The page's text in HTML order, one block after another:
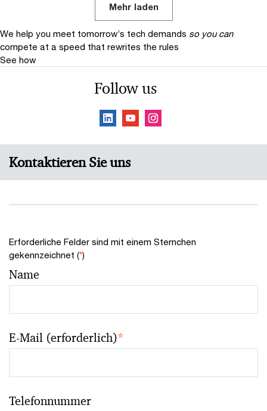
Mehr laden
We help you meet tomorrow’s tech demands so you can
compete at a speed that rewrites the rules
See how
Follow us
Kontaktieren Sie uns
Erforderliche Felder sind mit einem Sternchen
gekennzeichnet (*)
Name
E-Mail (erforderlich)*
Telefonnummer